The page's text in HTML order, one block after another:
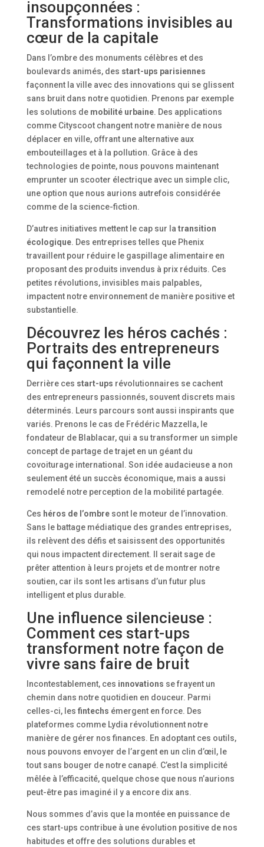
insoupçonnées :
Transformations invisibles au
cœur de la capitale
Dans l’ombre des monuments célèbres et des
boulevards animés, des start-ups parisiennes
façonnent la ville avec des innovations qui se glissent
sans bruit dans notre quotidien. Prenons par exemple
les solutions de mobilité urbaine. Des applications
comme Cityscoot changent notre manière de nous
déplacer en ville, offrant une alternative aux
embouteillages et à la pollution. Grâce à des
technologies de pointe, nous pouvons maintenant
emprunter un scooter électrique avec un simple clic,
une option que nous aurions autrefois considérée
comme de la science-fiction.
D’autres initiatives mettent le cap sur la transition
écologique. Des entreprises telles que Phenix
travaillent pour réduire le gaspillage alimentaire en
proposant des produits invendus à prix réduits. Ces
petites révolutions, invisibles mais palpables,
impactent notre environnement de manière positive et
substantielle.
Découvrez les héros cachés :
Portraits des entrepreneurs
qui façonnent la ville
Derrière ces start-ups révolutionnaires se cachent
des entrepreneurs passionnés, souvent discrets mais
déterminés. Leurs parcours sont aussi inspirants que
variés. Prenons le cas de Frédéric Mazzella, le
fondateur de Blablacar, qui a su transformer un simple
concept de partage de trajet en un géant du
covoiturage international. Son idée audacieuse a non
seulement été un succès économique, mais a aussi
remodelé notre perception de la mobilité partagée.
Ces héros de l’ombresont le moteur de l’innovation.
Sans le battage médiatique des grandes entreprises,
ils relèvent des défis et saisissent des opportunités
qui nous impactent directement. Il serait sage de
prêter attention à leurs projets et de montrer notre
soutien, car ils sont les artisans d’un futur plus
intelligent et plus durable.
Une influence silencieuse :
Comment ces start-ups
transforment notre façon de
vivre sans faire de bruit
Incontestablement, ces innovations se frayent un
chemin dans notre quotidien en douceur. Parmi
celles-ci, les fintechs émergent en force. Des
plateformes comme Lydia révolutionnent notre
manière de gérer nos finances. En adoptant ces outils,
nous pouvons envoyer de l’argent en un clin d’œil, le
tout sans bouger de notre canapé. C’est la simplicité
mêlée à l’efficacité, quelque chose que nous n’aurions
peut-être pas imaginé il y a encore dix ans.
Nous sommes d’avis que la montée en puissance de
ces start-ups contribue à une évolution positive de nos
habitudes et offre des solutions durables et